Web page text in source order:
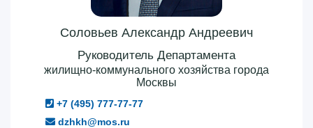
Соловьев Александр Андреевич
Руководитель Департамента
жилищно-коммунального хозяйства города
Москвы
+7 (495) 777-77-77
dzhkh@mos.ru